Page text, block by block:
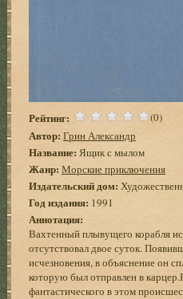
Рейтинг: (0)
Автор: Грин Александр
Название: Ящик с мылом
Жанр: Морские приключения
Издательский дом:
Год издания: 1991
Аннотация:
Вахтенный плывущего корабля
отсутствовал двое суток.
исчезновения, в объяснение он
которую был отправлен в
фантастического в этом